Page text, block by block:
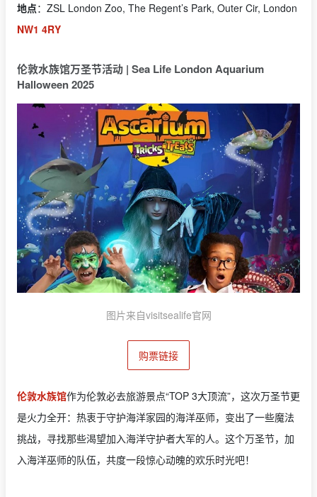
地点：ZSL London Zoo, The Regent’s Park, Outer Cir, London
NW1 4RY
伦敦水族馆万圣节活动 | Sea Life London Aquarium
Halloween 2025
图片来自visitsealife官网
购票链接
伦敦水族馆作为伦敦必去旅游景点“TOP 3大顶流”，这次万圣节更
是火力全开：热衷于守护海洋家园的海洋巫师，变出了一些魔法
挑战，寻找那些渴望加入海洋守护者大军的人。这个万圣节，加
入海洋巫师的队伍，共度一段惊心动魄的欢乐时光吧！